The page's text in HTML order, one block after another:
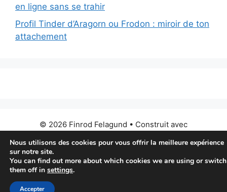
en ligne sans se trahir
Profil Tinder d’Aragorn ou Frodon : miroir de ton
attachement
© 2026 Finrod Felagund • Construit avec
Nous utilisons des cookies pour vous offrir la meilleure expérience
sur notre site.
You can find out more about which cookies we are using or switch
them off in settings.
Accepter